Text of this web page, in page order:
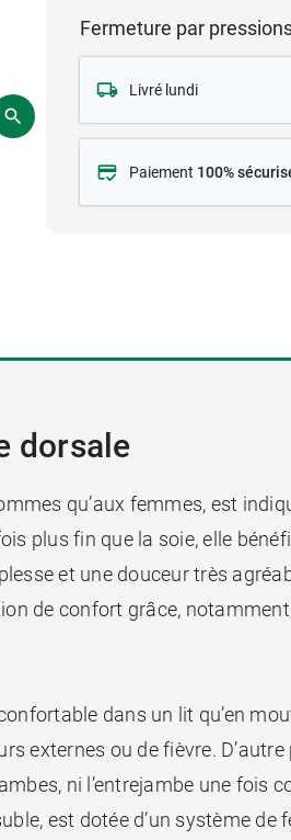
Fermeture par
Livré lundi
Paiement 100%
dorsale
qu’aux femmes, est
plus fin que la soie, elle
et une douceur très
de confort grâce,
dans un lit qu’en
externes ou de fièvre.
ni l’entrejambe une fois
est dotée d’un système